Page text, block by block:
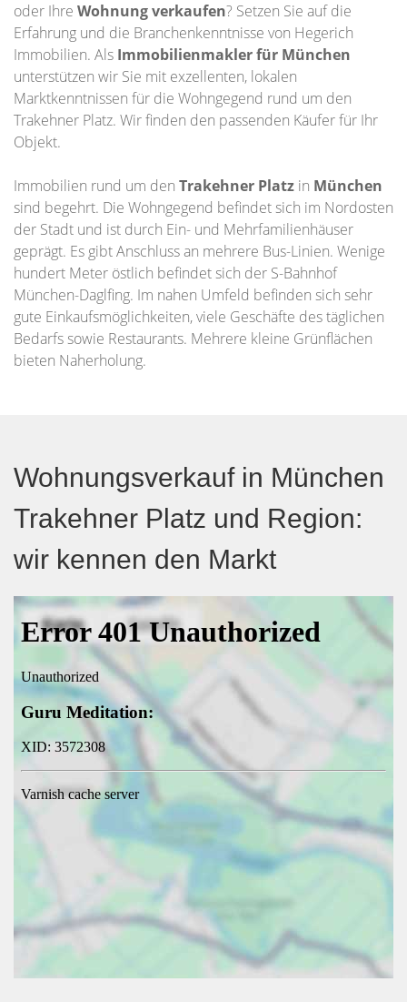
oder Ihre Wohnungverkaufen? Setzen Sie auf die
Erfahrung und die Branchenkenntnisse von Hegerich
Immobilien. Als Immobilienmakler für München
unterstützen wir Sie mit exzellenten, lokalen
Marktkenntnissen für die Wohngegend rund um den
Trakehner Platz. Wir finden den passenden Käufer für Ihr
Objekt.
Immobilien rund um den Trakehner Platz in München
sind begehrt. Die Wohngegend befindet sich im Nordosten
der Stadt und ist durch Ein- und Mehrfamilienhäuser
geprägt. Es gibt Anschluss an mehrere Bus-Linien. Wenige
hundert Meter östlich befindet sich der S-Bahnhof
München-Daglfing. Im nahen Umfeld befinden sich sehr
gute Einkaufsmöglichkeiten, viele Geschäfte des täglichen
Bedarfs sowie Restaurants. Mehrere kleine Grünflächen
bieten Naherholung.
Wohnungsverkauf in München
Trakehner Platz und Region:
wir kennen den Markt